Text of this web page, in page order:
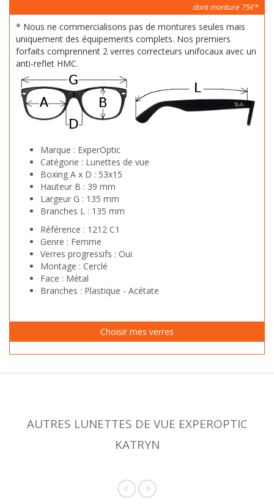
dont monture 75€*
* Nous ne commercialisons pas de montures seules mais
uniquement des équipements complets. Nos premiers
forfaits comprennent 2 verres correcteurs unifocaux avec un
anti-reflet HMC.
Marque : ExperOptic
Catégorie : Lunettes de vue
Boxing A x D : 53x15
Hauteur B : 39 mm
Largeur G : 135 mm
Branches L : 135 mm
Référence : 1212 C1
Genre : Femme
Verres progressifs : Oui
Montage : Cerclé
Face : Métal
Branches : Plastique - Acétate
AUTRES LUNETTES DE VUE EXPEROPTIC
KATRYN